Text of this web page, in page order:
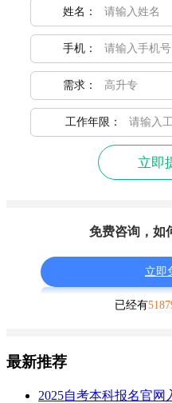
姓名：
手机：
需求：
工作年限：
立即
免费咨询，如
立即
已经有
最新推荐
2025自考本科报名官网